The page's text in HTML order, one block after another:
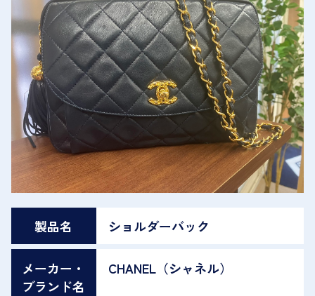
製品名 ショルダーバック
メーカー・
ブランド名
CHANEL（シャネル）